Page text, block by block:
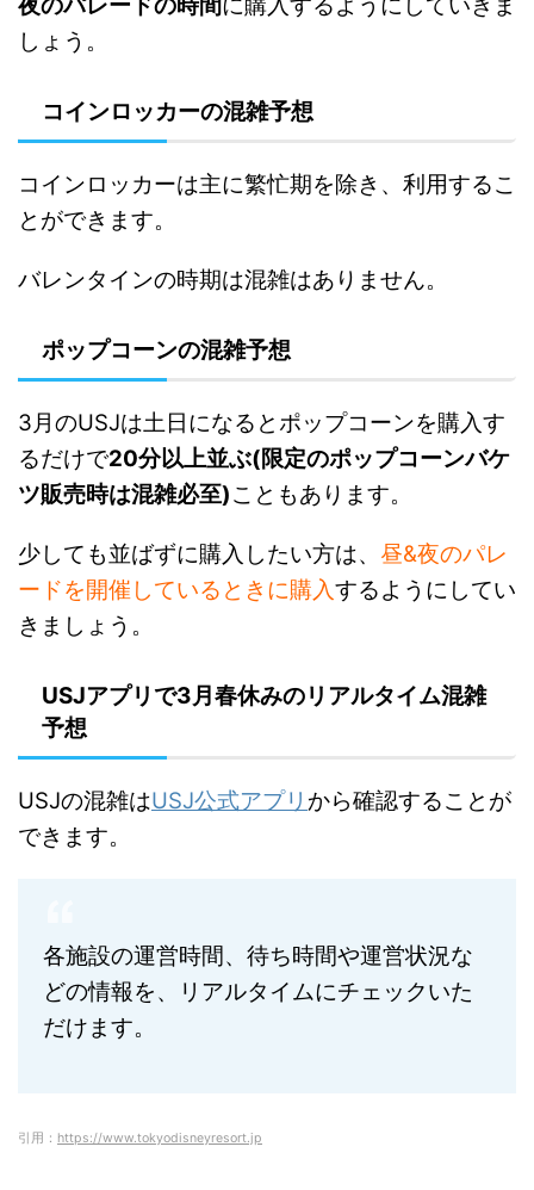
しょう。
コインロッカーの混雑予想
コインロッカーは主に繁忙期を除き、利用するこ
とができます。
バレンタインの時期は混雑はありません。
ポップコーンの混雑予想
3月のUSJは土日になるとポップコーンを購入す
るだけで20分以上並ぶ(限定のポップコーンバケ
ツ販売時は混雑必至)こともあります。
少しても並ばずに購入したい方は、 昼&夜のパレ
ードを開催しているときに購入するようにしてい
きましょう。
USJアプリで3月春休みのリアルタイム混雑
予想
USJの混雑はUSJ公式アプリ から確認することが
できます。
各施設の運営時間、待ち時間や運営状況な
どの情報を、リアルタイムにチェックいた
だけます。
引用： https://www.tokyodisneyresort.jp